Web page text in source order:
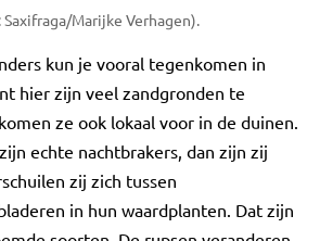
Marijke Verhagen).
kun je vooral tegenkomen in
hier zijn veel zandgronden te
ze ook lokaal voor in de duinen.
echte nachtbrakers, dan zijn zij
zij zich tussen
in hun waardplanten. Dat zijn